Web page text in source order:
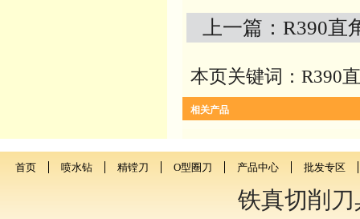
上一篇：R390直
本页关键词：R390
相关产品
首页 喷水钻 精镗刀 O型圈刀 产品中心 批发专区
铁真切削